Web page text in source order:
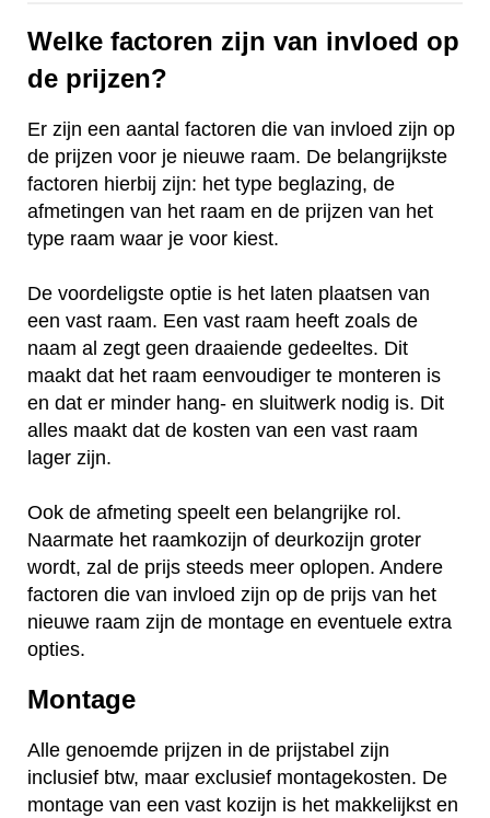
Welke factoren zijn van invloed op
de prijzen?
Er zijn een aantal factoren die van invloed zijn op
de prijzen voor je nieuwe raam. De belangrijkste
factoren hierbij zijn: het type beglazing, de
afmetingen van het raam en de prijzen van het
type raam waar je voor kiest.
De voordeligste optie is het laten plaatsen van
een vast raam. Een vast raam heeft zoals de
naam al zegt geen draaiende gedeeltes. Dit
maakt dat het raam eenvoudiger te monteren is
en dat er minder hang- en sluitwerk nodig is. Dit
alles maakt dat de kosten van een vast raam
lager zijn.
Ook de afmeting speelt een belangrijke rol.
Naarmate het raamkozijn of deurkozijn groter
wordt, zal de prijs steeds meer oplopen. Andere
factoren die van invloed zijn op de prijs van het
nieuwe raam zijn de montage en eventuele extra
opties.
Montage
Alle genoemde prijzen in de prijstabel zijn
inclusief btw, maar exclusief montagekosten. De
montage van een vast kozijn is het makkelijkst en